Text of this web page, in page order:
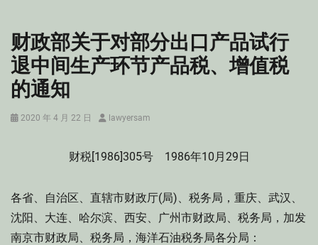
财政部关于对部分出口产品试行
退中间生产环节产品税、增值税
的通知
Posted
2020 年 4 月 22 日 Authorlawyersam
财税[1986]305号 1986年10月29日
各省、自治区、直辖市财政厅(局)、税务局，重庆、武汉、
沈阳、大连、哈尔滨、西安、广州市财政局、税务局，加发
南京市财政局、税务局，海洋石油税务局各分局：